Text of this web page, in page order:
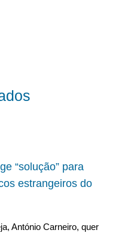
“solução” para
estrangeiros do
António Carneiro, quer